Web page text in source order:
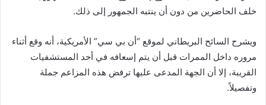
خلف الحاضرين من دون أن ينتبه الجمهور إلى ذلك.
ويشرح السائح البريطاني لموقع “أن بي سي” الأمريكية، أنه وقع أثناء
مروره داخل الممرات قبل أن يتم إسعافه في أحد المستشفيات
القريبة، إلا أن الجهة المدعى عليها ترفض هذه المزاعم جملة
وتفصيلاً.